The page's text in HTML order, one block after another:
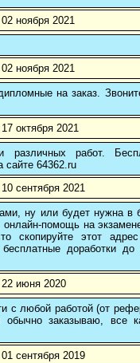
ноября 2021
ноября 2021
на заказ.
октября 2021
работ.
сайте 64362.ru
сентября 2021
ну или будет нужна в
помощь на
скопируйте этот
доработки
июня 2020
с любой работой (от
обычно заказываю,
сентября 2019